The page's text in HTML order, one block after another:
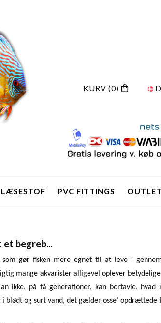
KURV (0)
LÆSESTOF PVC FITTINGS OUTLET
et begreb...
gør fisken mere egnet til at leve i
mange akvarister alligevel oplever
ikke, på få generationer, kan bortavle,
blødt og surt vand, det gælder osse’ opdrættede